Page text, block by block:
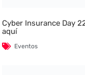
Cyber Insurance Day
aquí
Eventos